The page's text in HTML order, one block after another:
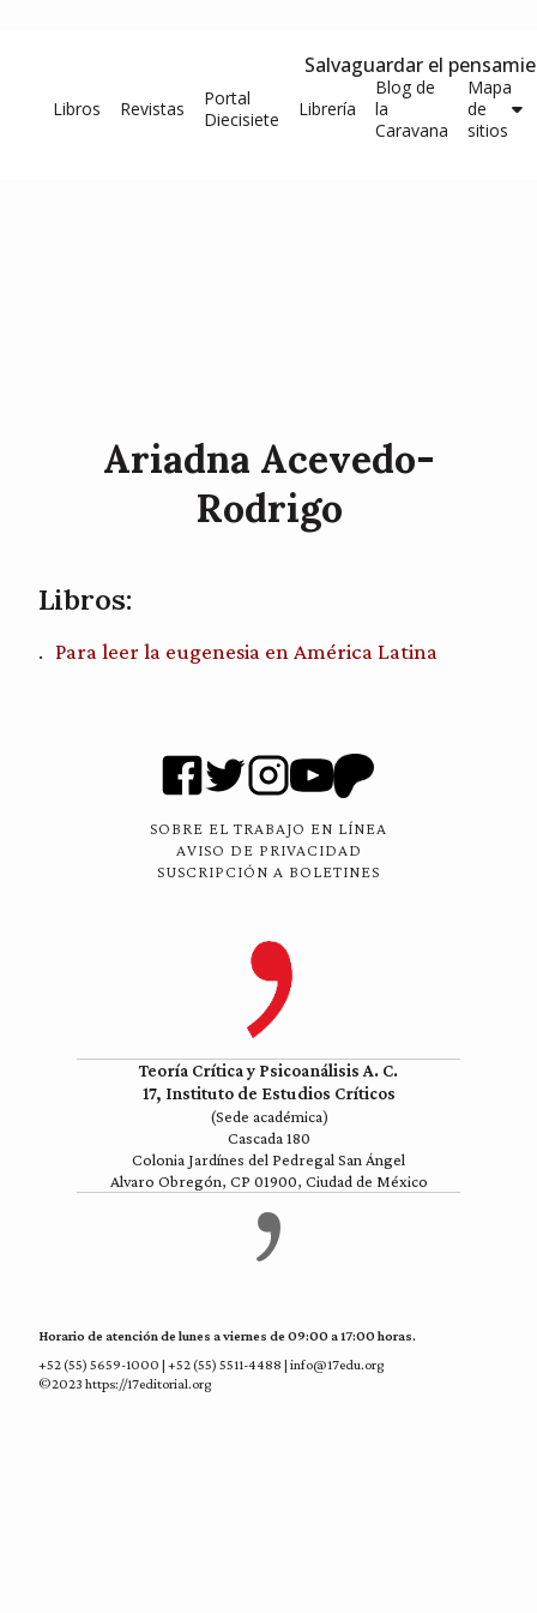
Salvaguardar el
Libros Revistas
Portal
Diecisiete
Librería
Blog de
la
Caravana
Mapa
de
sitios
Ariadna Acevedo-
Rodrigo
Libros:
Para leer la eugenesia en América Latina
SOBRE EL TRABAJO EN LÍNEA
AVISO DE PRIVACIDAD
SUSCRIPCIÓN A BOLETINES
Teoría Crítica y Psicoanálisis A. C.
17, Instituto de Estudios Críticos
(Sede académica)
Cascada 180
Colonia Jardínes del Pedregal San Ángel
Alvaro Obregón, CP 01900, Ciudad de México
Horario de atención de lunes a viernes de 09:00 a 17:00 horas.
+52 (55) 5659-1000 | +52 (55) 5511-4488 | info@17edu.org
©2023 https://17editorial.org